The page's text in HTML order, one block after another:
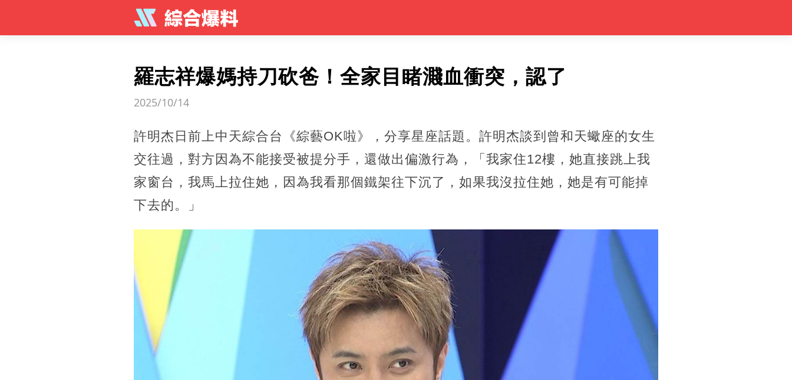
羅志祥爆媽持刀砍爸！全家目睹濺血衝突，認了
2025/10/14
許明杰日前上中天綜合台《綜藝OK啦》，分享星座話題。許明杰談到曾和天蠍座的女生
交往過，對方因為不能接受被提分手，還做出偏激行為，「我家住12樓，她直接跳上我
家窗台，我馬上拉住她，因為我看那個鐵架往下沉了，如果我沒拉住她，她是有可能掉
下去的。」